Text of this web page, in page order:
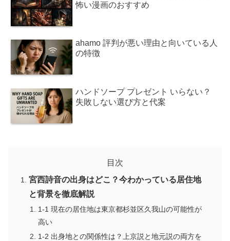
怖い漫画のおすすめ
ahamo 評判が悪い理由と向いている人
の特徴
ハンドソープ プレゼント いらない？
失敗しない選び方と代案
目次
宮西詩音の出身はどこ？今わかっている居住地
と背景を徹底解説
1-1 現在の居住地は東京都杉並区久我山の可能性が
高い
1-2 出身地との関係性は？上京説と地元説の両方を